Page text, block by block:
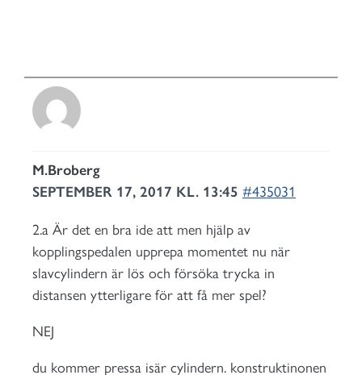
M.Broberg
SEPTEMBER 17, 2017 KL. 13:45 #435031
2.a Är det en bra ide att men hjälp av
kopplingspedalen upprepa momentet nu när
slavcylindern är lös och försöka trycka in
distansen ytterligare för att få mer spel?
NEJ
du kommer pressa isär cylindern. konstruktinonen